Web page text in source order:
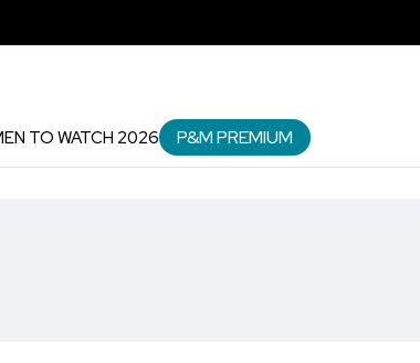
TO WATCH 2026 P&M PREMIUM